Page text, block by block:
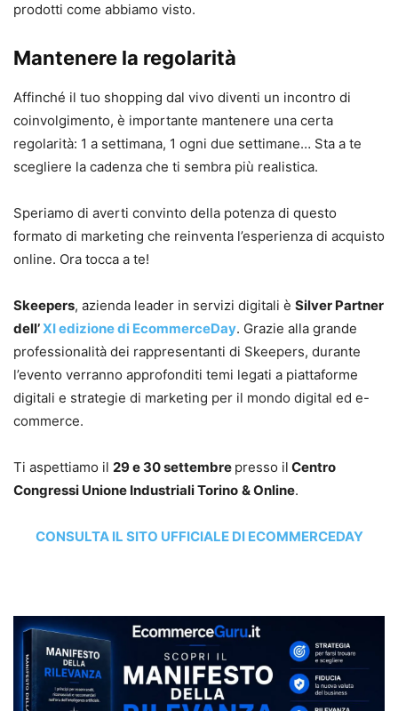
prodotti come abbiamo visto.
Mantenere la regolarità
Affinché il tuo shopping dal vivo diventi un incontro di
coinvolgimento, è importante mantenere una certa
regolarità: 1 a settimana, 1 ogni due settimane… Sta a te
scegliere la cadenza che ti sembra più realistica.
Speriamo di averti convinto della potenza di questo
formato di marketing che reinventa l’esperienza di acquisto
online. Ora tocca a te!
Skeepers, azienda leader in servizi digitali è Silver Partner
dell’XI edizione di EcommerceDay. Grazie alla grande
professionalità dei rappresentanti di Skeepers, durante
l’evento verranno approfonditi temi legati a piattaforme
digitali e strategie di marketing per il mondo digital ed e-
commerce.
Ti aspettiamo il 29 e 30 settembre presso il Centro
Congressi Unione Industriali Torino & Online.
CONSULTA IL SITO UFFICIALE DI ECOMMERCEDAY